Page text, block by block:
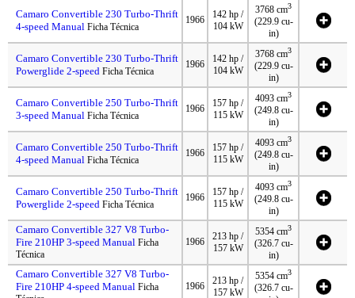
Camaro Convertible 230 Turbo-Thrift
4-speed Manual Ficha Técnica
1966
142 hp /
104 kW
3768 cm3
(229.9 cu-
in)
Camaro Convertible 230 Turbo-Thrift
Powerglide 2-speed Ficha Técnica
1966
142 hp /
104 kW
3768 cm3
(229.9 cu-
in)
Camaro Convertible 250 Turbo-Thrift
3-speed Manual Ficha Técnica
1966
157 hp /
115 kW
4093 cm3
(249.8 cu-
in)
Camaro Convertible 250 Turbo-Thrift
4-speed Manual Ficha Técnica
1966
157 hp /
115 kW
4093 cm3
(249.8 cu-
in)
Camaro Convertible 250 Turbo-Thrift
Powerglide 2-speed Ficha Técnica
1966
157 hp /
115 kW
4093 cm3
(249.8 cu-
in)
Camaro Convertible 327 V8 Turbo-
Fire 210HP 3-speed Manual Ficha
Técnica
1966
213 hp /
157 kW
5354 cm3
(326.7 cu-
in)
Camaro Convertible 327 V8 Turbo-
Fire 210HP 4-speed Manual Ficha
1966
213 hp /
157 kW
5354 cm3
(326.7 cu-